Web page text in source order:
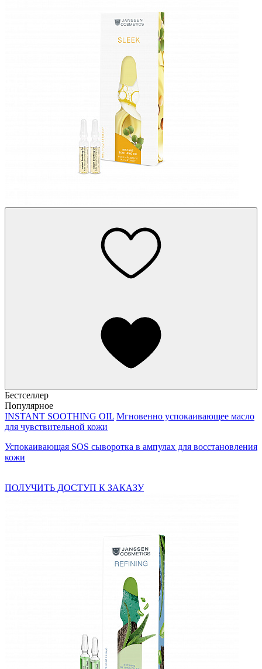
Бестселлер
Популярное
INSTANT SOOTHING OIL Мгновенно успокаивающее масло
для чувствительной кожи
Успокаивающая SOS сыворотка в ампулах для восстановления
кожи
ПОЛУЧИТЬ ДОСТУП К ЗАКАЗУ